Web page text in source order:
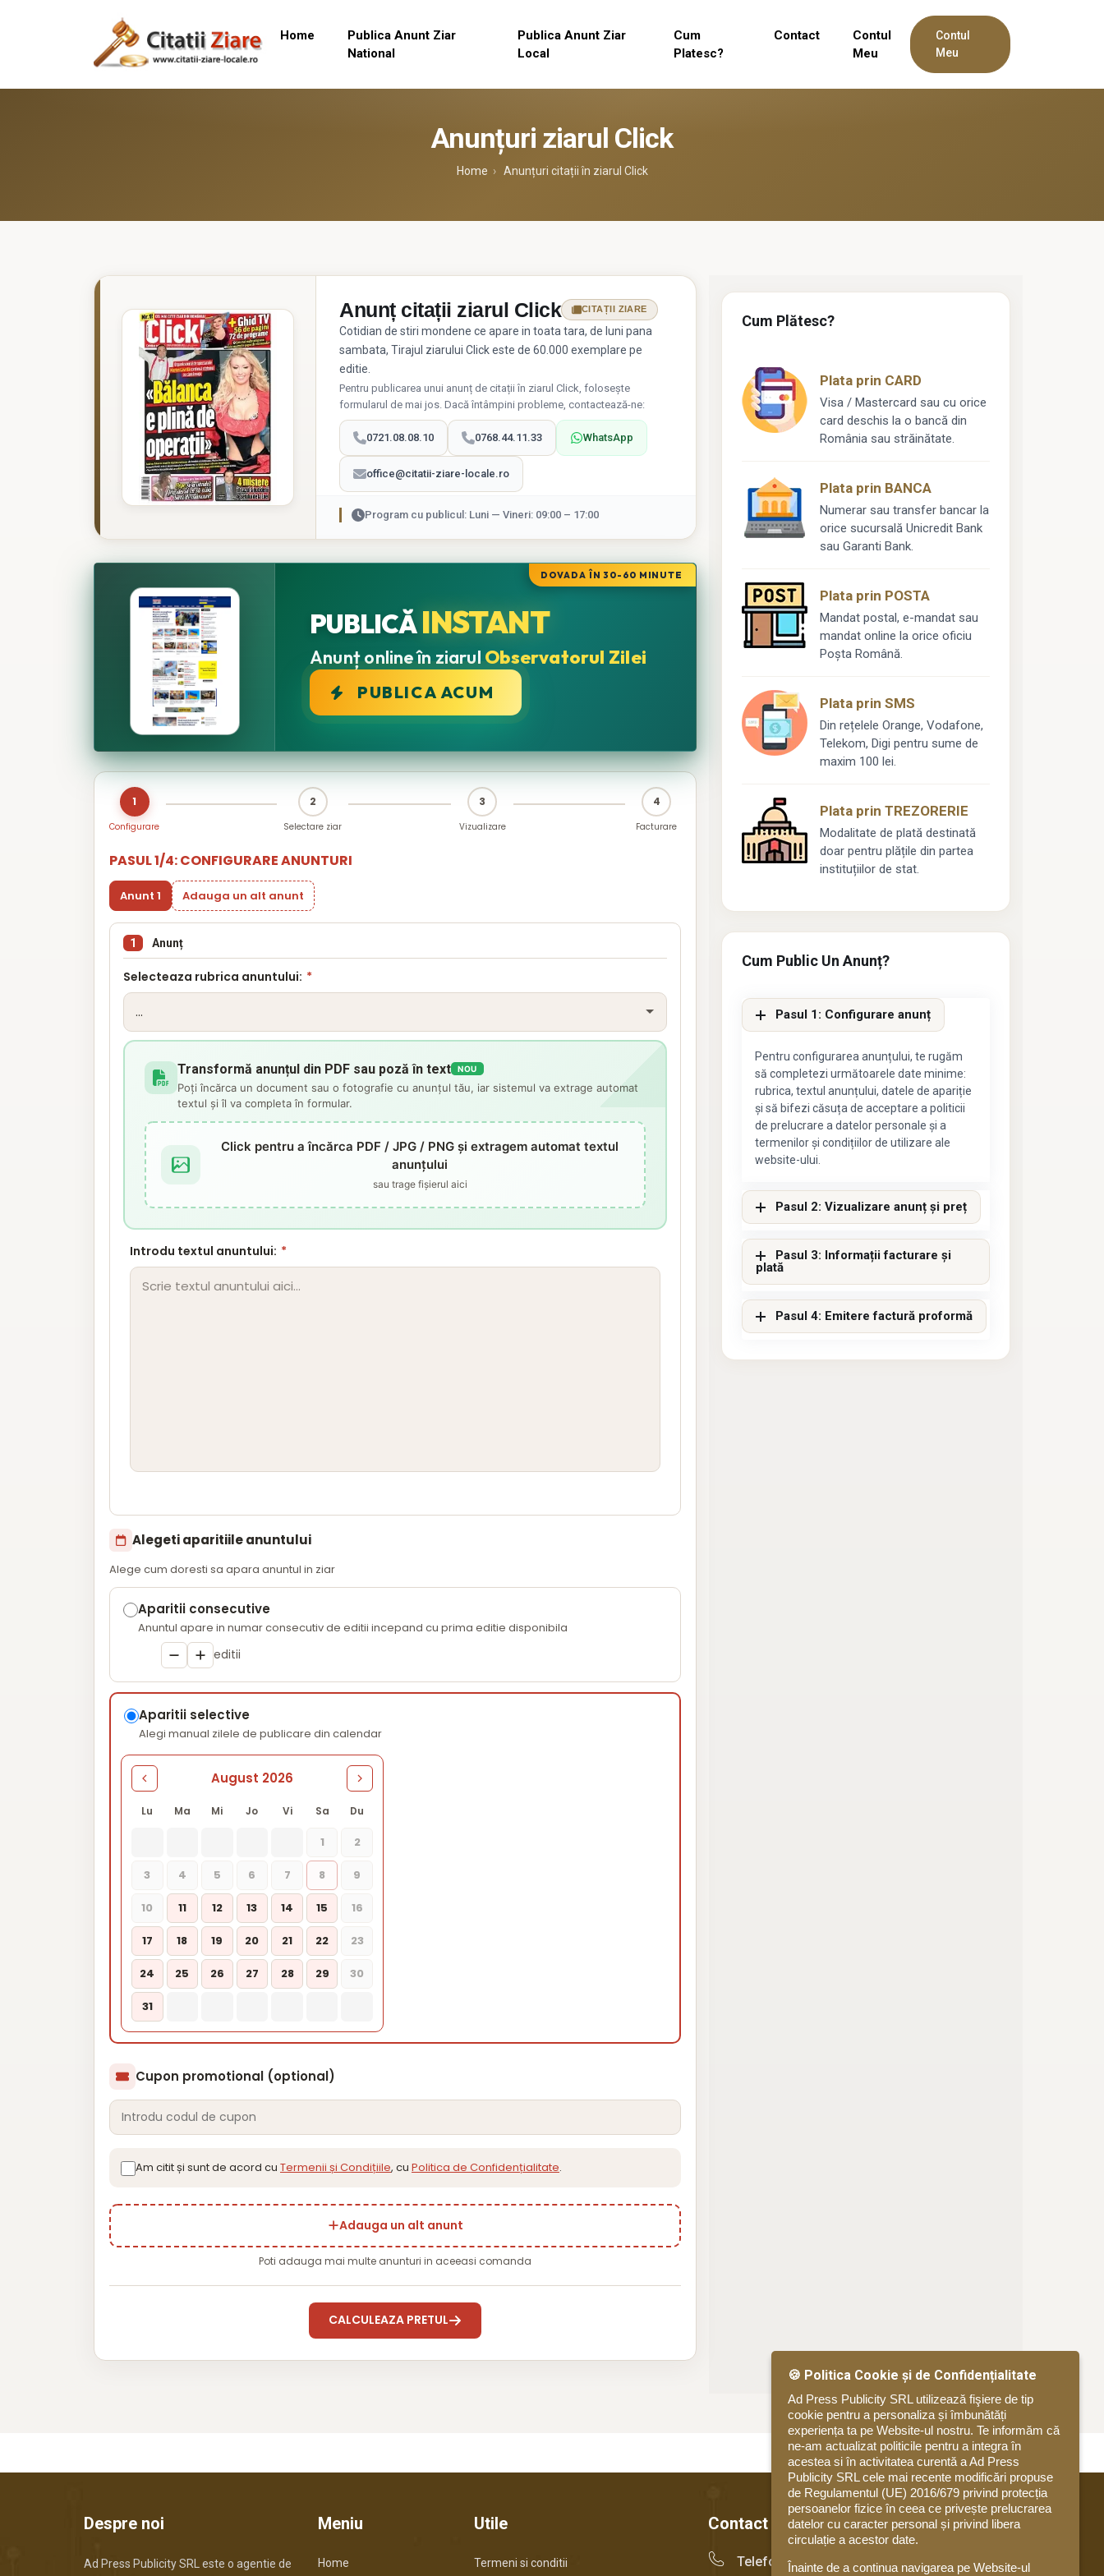
Home
Publica Anunt Ziar
National
Publica Anunt Ziar
Local
Cum
Platesc?
Contact
Contul
Meu
Contul
Meu
Anunțuri ziarul Click
Home › Anunțuri citații în ziarul Click
Anunț citații ziarul Click CITAȚII ZIARE
Cotidian de stiri mondene ce apare in toata tara, de luni pana
sambata, Tirajul ziarului Click este de 60.000 exemplare pe
editie.
Pentru publicarea unui anunț de citații în ziarul Click, folosește
formularul de mai jos. Dacă întâmpini probleme, contactează-ne:
0721.08.08.10 0768.44.11.33 WhatsApp
office@citatii-ziare-locale.ro
Program cu publicul: Luni — Vineri: 09:00 – 17:00
DOVADA ÎN 30-60 MINUTE
PUBLICĂINSTANT
Anunț online în ziarul Observatorul Zilei
PUBLICA ACUM
1
Configurare
2
Selectare ziar
3
Vizualizare
4
Facturare
PASUL 1/4: CONFIGURARE ANUNTURI
Anunt 1 Adauga un alt anunt
1 Anunț
Selecteaza rubrica anuntului: *
Transformă anunțul din PDF sau poză în text NOU
Poți încărca un document sau o fotografie cu anunțul tău, iar sistemul va extrage automat
textul și îl va completa în formular.
Click pentru a încărca PDF / JPG / PNG și extragem automat textul
anunțului
sau trage fișierul aici
Introdu textul anuntului: *
Alegeti aparitiile anuntului
Alege cum doresti sa apara anuntul in ziar
Aparitii consecutive
Anuntul apare in numar consecutiv de editii incepand cu prima editie disponibila
editii
Aparitii selective
Alegi manual zilele de publicare din calendar
August 2026
Lu Ma Mi Jo Vi Sa Du
1 2
3 4 5 6 7 8 9
10 11 12 13 14 15 16
17 18 19 20 21 22 23
24 25 26 27 28 29 30
31
Cupon promotional (optional)
Am citit și sunt de acord cu Termenii și Condițiile, cu Politica de Confidențialitate.
Adauga un alt anunt
Poti adauga mai multe anunturi in aceeasi comanda
CALCULEAZA PRETUL
Cum Plătesc?
Plata prin CARD
Visa / Mastercard sau cu orice
card deschis la o bancă din
România sau străinătate.
Plata prin BANCA
Numerar sau transfer bancar la
orice sucursală Unicredit Bank
sau Garanti Bank.
Plata prin POSTA
Mandat postal, e-mandat sau
mandat online la orice oficiu
Poșta Română.
Plata prin SMS
Din rețelele Orange, Vodafone,
Telekom, Digi pentru sume de
maxim 100 lei.
Plata prin TREZORERIE
Modalitate de plată destinată
doar pentru plățile din partea
instituțiilor de stat.
Cum Public Un Anunț?
Pasul 1: Configurare anunț
Pentru configurarea anunțului, te rugăm
să completezi următoarele date minime:
rubrica, textul anunțului, datele de apariție
și să bifezi căsuța de acceptare a politicii
de prelucrare a datelor personale și a
termenilor și condițiilor de utilizare ale
website-ului.
Pasul 2: Vizualizare anunț și preț
Pasul 3: Informații facturare și
plată
Pasul 4: Emitere factură proformă
Despre noi
Ad Press Publicity SRL este o agentie de
Meniu
Home
Utile
Termeni si conditii
Contact
Telefon
🍪 Politica Cookie și de Confidențialitate
Ad Press Publicity SRL utilizează fişiere de tip
cookie pentru a personaliza și îmbunătăți
experiența ta pe Website-ul nostru. Te informăm că
ne-am actualizat politicile pentru a integra în
acestea si în activitatea curentă a Ad Press
Publicity SRL cele mai recente modificări propuse
de Regulamentul (UE) 2016/679 privind protecția
persoanelor fizice în ceea ce privește prelucrarea
datelor cu caracter personal și privind libera
circulație a acestor date.
Înainte de a continua navigarea pe Website-ul